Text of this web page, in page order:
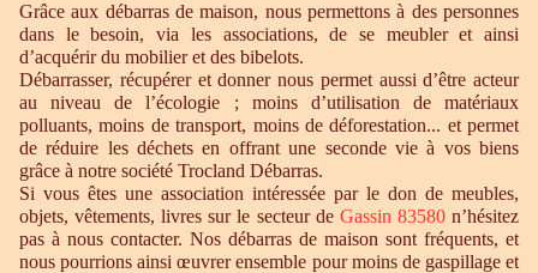
Grâce aux débarras de maison, nous permettons à des personnes
dans le besoin, via les associations, de se meubler et ainsi
d’acquérir du mobilier et des bibelots.
Débarrasser, récupérer et donner nous permet aussi d’être acteur
au niveau de l’écologie ; moins d’utilisation de matériaux
polluants, moins de transport, moins de déforestation... et permet
de réduire les déchets en offrant une seconde vie à vos biens
grâce à notre société Trocland Débarras.
Si vous êtes une association intéressée par le don de meubles,
objets, vêtements, livres sur le secteur de Gassin 83580n’hésitez
pas à nous contacter. Nos débarras de maison sont fréquents, et
nous pourrions ainsi œuvrer ensemble pour moins de gaspillage et